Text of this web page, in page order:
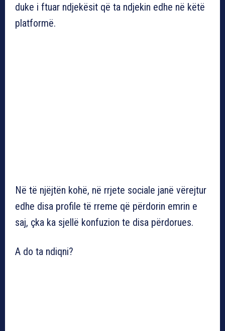
duke i ftuar ndjekësit që ta ndjekin edhe në këtë
platformë.
Në të njëjtën kohë, në rrjete sociale janë vërejtur
edhe disa profile të rreme që përdorin emrin e
saj, çka ka sjellë konfuzion te disa përdorues.
A do ta ndiqni?